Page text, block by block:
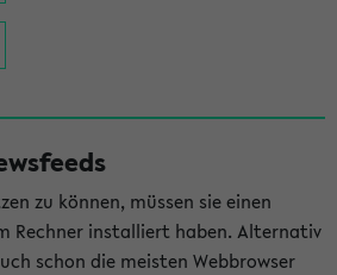
zu können, müssen sie einen
Rechner installiert haben. Alternativ
schon die meisten Webbrowser